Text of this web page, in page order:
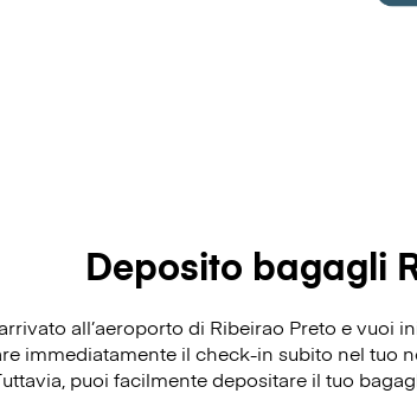
Deposito bagagli
all’aeroporto di Ribeirao Preto e vuoi
immediatamente il check-in subito nel tuo
puoi facilmente depositare il tuo